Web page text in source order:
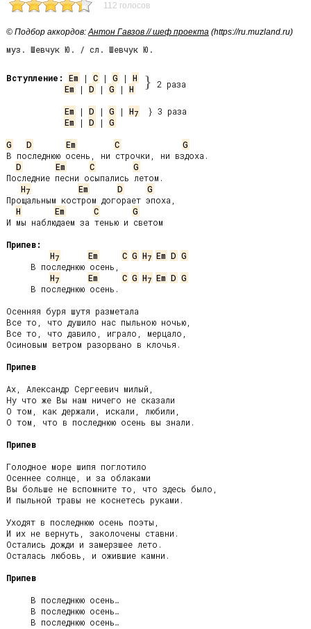
112 голосов
© Подбор аккордов:Антон Гавзов // шеф проекта (https://ru.muzland.ru)
муз. Шевчук Ю. / сл. Шевчук Ю.
Вступление: Em | C | G | H
Em | D | G | H } 2 раза
Em | D | G | H7
Em | D | G
G
D Em C
G
В последнюю осень, ни строчки, ни вздоха.
D
Em C
G
Последние песни осыпались летом.
H7 Em D
G
Прощальным костром догорает эпоха,
H
Em C
G
И мы наблюдаем за тенью и светом
Припев:
H7 Em C G H7 Em D G
H7 Em C G H7 Em D G
Осенняя буря шутя разметала
Все то, что душило нас пыльною ночью,
Все то, что давило, играло, мерцало,
Осиновым ветром разорвано в клочья.
Припев
Ах, Александр Сергеевич милый,
Ну что же Вы нам ничего не сказали
О том, как держали, искали, любили,
О том, что в последнюю осень вы знали.
Припев
Голодное море шипя поглотило
Осеннее солнце, и за облаками
Вы больше не вспомните то, что здесь было,
И пыльной травы не коснетесь руками.
Уходят в последнюю осень поэты,
И их не вернуть, заколочены ставни.
Остались дожди и замерзшее лето.
Осталась любовь, и ожившие камни.
Припев